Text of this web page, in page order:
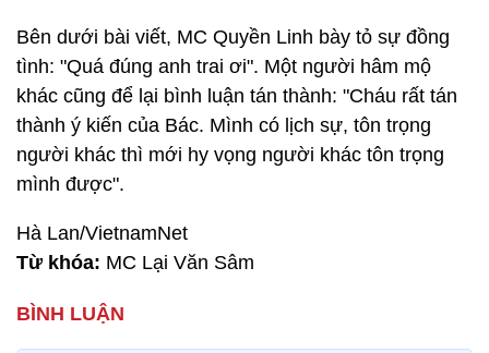
Bên dưới bài viết, MC Quyền Linh bày tỏ sự đồng
tình: "Quá đúng anh trai ơi". Một người hâm mộ
khác cũng để lại bình luận tán thành: "Cháu rất tán
thành ý kiến của Bác. Mình có lịch sự, tôn trọng
người khác thì mới hy vọng người khác tôn trọng
mình được".
Hà Lan/VietnamNet
Từ khóa: MC Lại Văn Sâm